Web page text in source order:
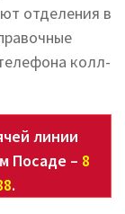
отделения в
колл-
линии
Посаде – 8
.